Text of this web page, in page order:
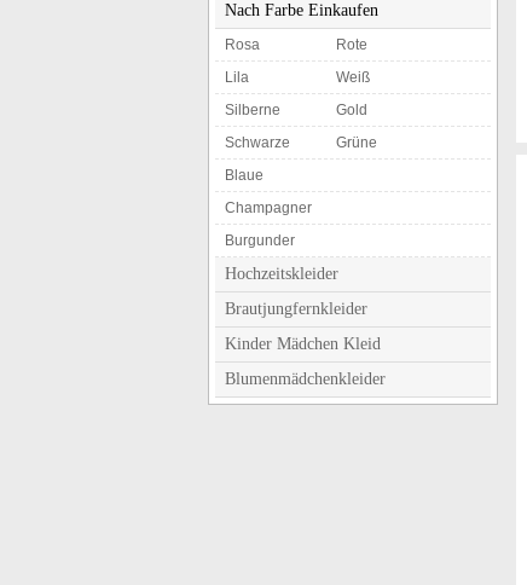
Nach Farbe Einkaufen
Rosa
Rote
Lila
Weiß
Silberne
Gold
Schwarze
Grüne
Blaue
Champagner
Burgunder
Hochzeitskleider
Brautjungfernkleider
Kinder Mädchen Kleid
Blumenmädchenkleider